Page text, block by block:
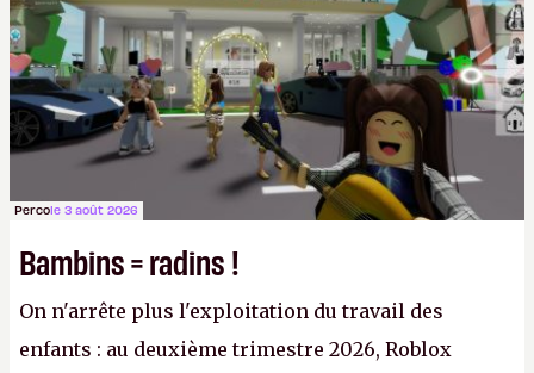
Percole 3 août 2026
Bambins = radins !
On n'arrête plus l'exploitation du travail des
enfants : au deuxième trimestre 2026, Roblox